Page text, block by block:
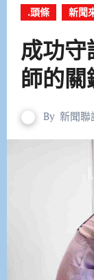
.頭條 新聞
成功
師的關
By 新聞聯